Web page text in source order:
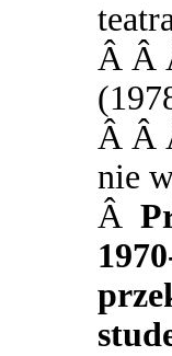
Â Â
Â Â
nie
Â